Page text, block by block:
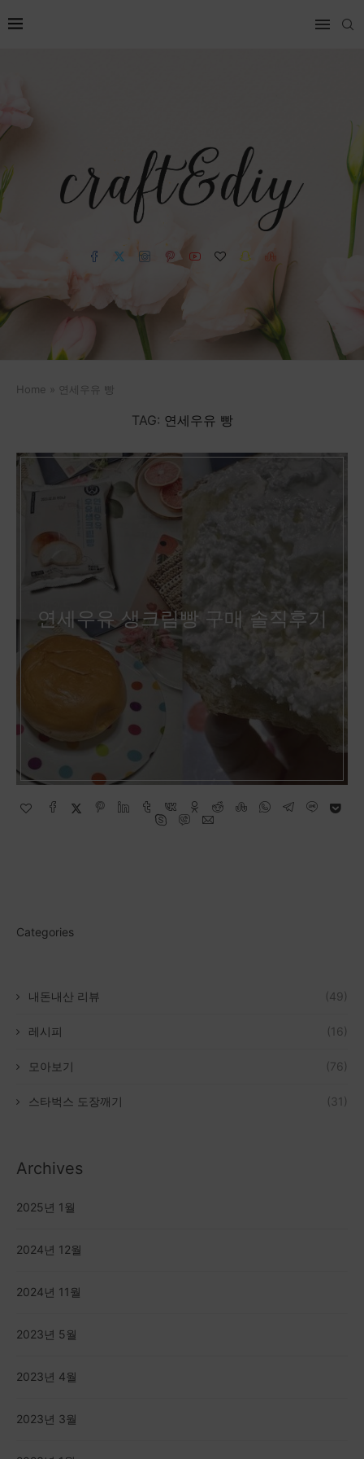
Home » 연세우유 빵
TAG: 연세우유 빵
연세우유 생크림빵 구매 솔직후기
Categories
내돈내산 리뷰 (49)
레시피 (16)
모아보기 (76)
스타벅스 도장깨기 (31)
Archives
2025년 1월
2024년 12월
2024년 11월
2023년 5월
2023년 4월
2023년 3월